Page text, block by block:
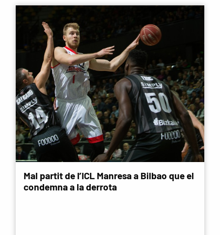
Mal partit de l’ICL Manresa a Bilbao que el
condemna a la derrota